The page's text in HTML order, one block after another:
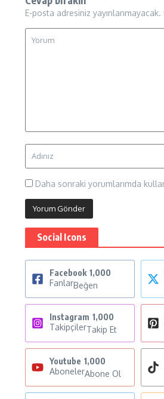
E-posta adresiniz yayınlanmayacak.
Daha sonraki yorumlarımda
Social Icons
Facebook 1,000
FanlarBeğen
Instagram 1,000
TakipçilerTakip Et
Youtube 1,000
AbonelerAbone Ol